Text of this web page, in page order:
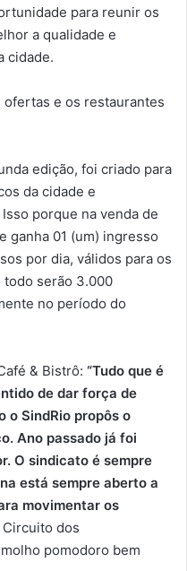
para reunir os
a qualidade e
cidade.
ofertas e os restaurantes
edição, foi criado para
da cidade e
porque na venda de
ganha 01 (um) ingresso
por dia, válidos para os
todo serão 3.000
no período do
& Bistrô: “Tudo que é
de dar força de
o SindRio propôs o
Ano passado já foi
O sindicato é sempre
está sempre aberto a
movimentar os
dos
pomodoro bem